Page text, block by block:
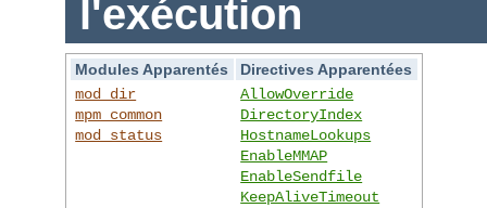
l'exécution
Modules Apparentés
Directives Apparentées
mod_dir
mpm_common
mod_status
AllowOverride
DirectoryIndex
HostnameLookups
EnableMMAP
EnableSendfile
KeepAliveTimeout